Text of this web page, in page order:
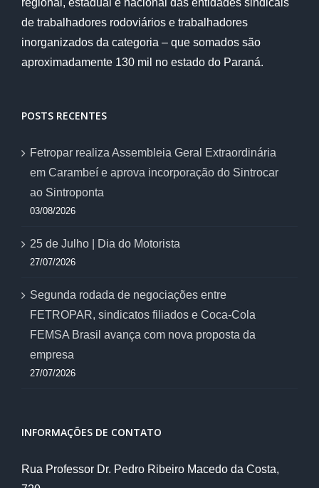
regional, estadual e nacional das entidades sindicais
de trabalhadores rodoviários e trabalhadores
inorganizados da categoria – que somados são
aproximadamente 130 mil no estado do Paraná.
POSTS RECENTES
Fetropar realiza Assembleia Geral Extraordinária
em Carambeí e aprova incorporação do Sintrocar
ao Sintroponta
03/08/2026
25 de Julho | Dia do Motorista
27/07/2026
Segunda rodada de negociações entre
FETROPAR, sindicatos filiados e Coca-Cola
FEMSA Brasil avança com nova proposta da
empresa
27/07/2026
INFORMAÇÕES DE CONTATO
Rua Professor Dr. Pedro Ribeiro Macedo da Costa,